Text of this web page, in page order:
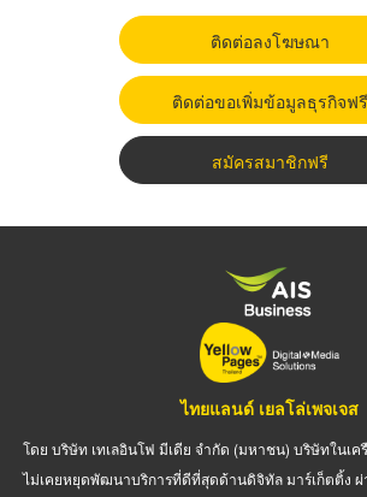
ติดต่อลงโฆษณา
ติดต่อขอเพิ่มข้อมูลธุรกิจฟรี
สมัครสมาชิกฟรี
ไทยแลนด์ เยลโล่เพจเจส
โดย บริษัท เทเลอินโฟ มีเดีย จำกัด (มหาชน) บริษัทในเค
ไม่เคยหยุดพัฒนาบริการที่ดีที่สุดด้านดิจิทัล มาร์เก็ตติ้ง